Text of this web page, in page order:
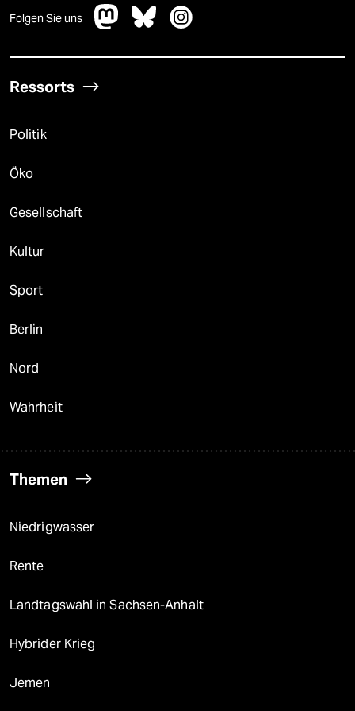
Folgen Sie uns
Ressorts
Politik
Öko
Gesellschaft
Kultur
Sport
Berlin
Nord
Wahrheit
Themen
Niedrigwasser
Rente
Landtagswahl in Sachsen-Anhalt
Hybrider Krieg
Jemen